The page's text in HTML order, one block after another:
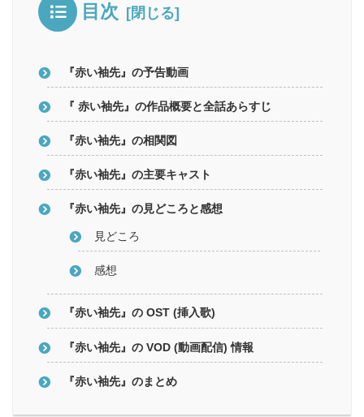
目次
『赤い袖先』の予告動画
『 赤い袖先』の作品概要と全話あらすじ
『赤い袖先』の相関図
『赤い袖先』の主要キャスト
『赤い袖先』の見どころと感想
見どころ
感想
『赤い袖先』の OST (挿入歌)
『赤い袖先』の VOD (動画配信) 情報
『赤い袖先』のまとめ